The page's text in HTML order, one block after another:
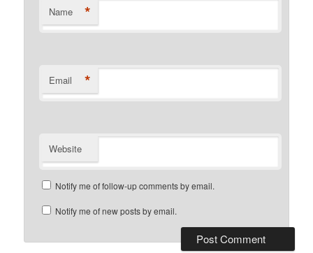
Name *
Email *
Website
Notify me of follow-up comments by email.
Notify me of new posts by email.